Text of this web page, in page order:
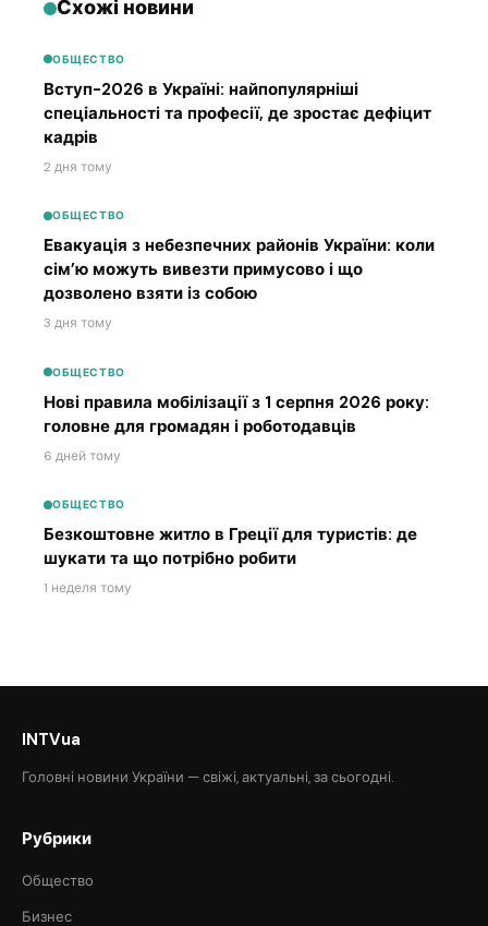
Схожі новини
ОБЩЕСТВО
Вступ-2026 в Україні: найпопулярніші
спеціальності та професії, де зростає дефіцит
кадрів
2 дня тому
ОБЩЕСТВО
Евакуація з небезпечних районів України: коли
сім’ю можуть вивезти примусово і що
дозволено взяти із собою
3 дня тому
ОБЩЕСТВО
Нові правила мобілізації з 1 серпня 2026 року:
головне для громадян і роботодавців
6 дней тому
ОБЩЕСТВО
Безкоштовне житло в Греції для туристів: де
шукати та що потрібно робити
1 неделя тому
INTVua
Головні новини України — свіжі, актуальні, за сьогодні.
Рубрики
Общество
Бизнес